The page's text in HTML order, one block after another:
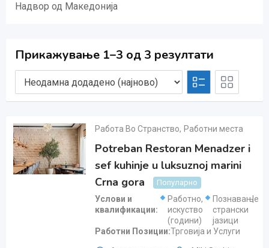
Надвор од Македонија
Прикажување 1–3 од 3 резултати
Работа Во Странство, Работни места
Potreban Restoran Menadzer i
sef kuhinje u luksuznoj marini
Crna gora
Популарно
Услови и
квалификации
Работно
искуство
(години)
,
Познавање
странски
јазици
Работни Позиции Трговија и Услуги